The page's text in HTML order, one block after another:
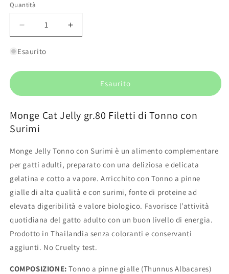
Quantità
Quantità
Diminuisci
quantità
per
Cat
gr.80
di
Tonno
Surimi
Aumenta
quantità
Cat
gr.80
di
Surimi
Esaurito
Esaurito
Monge Cat Jelly gr.80 Filetti di Tonno con
Surimi
Monge Jelly Tonno con Surimi è un alimento complementare
per gatti adulti, preparato con una deliziosa e delicata
gelatina e cotto a vapore. Arricchito con Tonno a pinne
gialle di alta qualità e con surimi, fonte di proteine ad
elevata digeribilità e valore biologico. Favorisce l’attività
quotidiana del gatto adulto con un buon livello di energia.
Prodotto in Thailandia senza coloranti e conservanti
aggiunti. No Cruelty test.
COMPOSIZIONE: Tonno a pinne gialle (Thunnus Albacares)